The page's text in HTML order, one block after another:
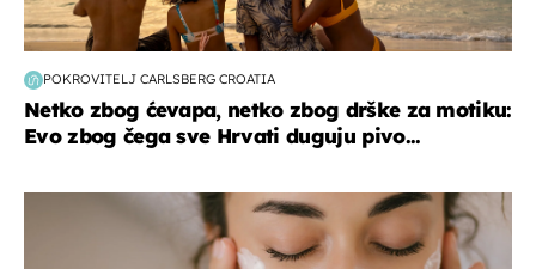
POKROVITELJ CARLSBERG CROATIA
Netko zbog ćevapa, netko zbog drške za motiku:
Evo zbog čega sve Hrvati duguju pivo...
moda & ljepota